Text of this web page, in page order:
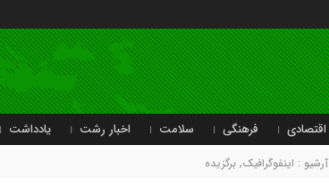
اقتصادی فرهنگی سلامت اخبار رشت یادداشت
آرشیو : اینفوگرافیک, برگزیده